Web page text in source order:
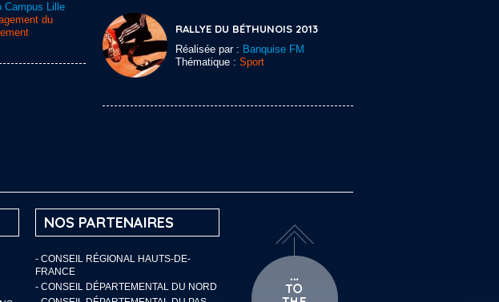
Campus Lille
du
RALLYE DU BÉTHUNOIS 2013
Réalisée par : Banquise FM
Thématique : Sport
NOS PARTENAIRES
- CONSEIL RÉGIONAL HAUTS-DE-
FRANCE
- CONSEIL DÉPARTEMENTAL DU NORD